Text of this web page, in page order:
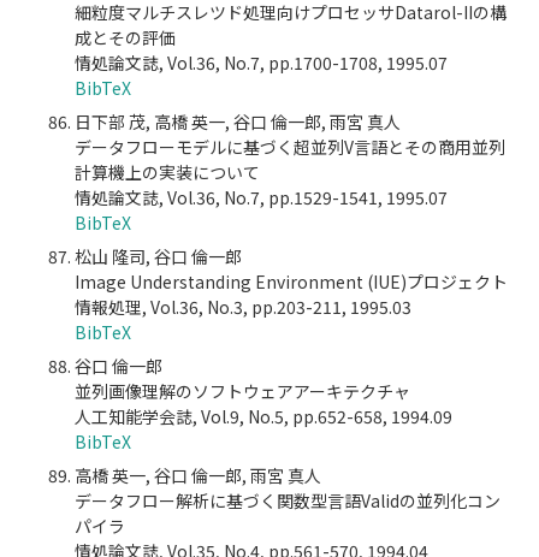
細粒度マルチスレツド処理向けプロセッサDatarol-IIの構
成とその評価
情処論文誌, Vol.36, No.7, pp.1700-1708, 1995.07
BibTeX
日下部 茂, 高橋 英一, 谷口 倫一郎, 雨宮 真人
データフローモデルに基づく超並列V言語とその商用並列
計算機上の実装について
情処論文誌, Vol.36, No.7, pp.1529-1541, 1995.07
BibTeX
松山 隆司, 谷口 倫一郎
Image Understanding Environment (IUE)プロジェクト
情報処理, Vol.36, No.3, pp.203-211, 1995.03
BibTeX
谷口 倫一郎
並列画像理解のソフトウェアアーキテクチャ
人工知能学会誌, Vol.9, No.5, pp.652-658, 1994.09
BibTeX
高橋 英一, 谷口 倫一郎, 雨宮 真人
データフロー解析に基づく関数型言語Validの並列化コン
パイラ
情処論文誌, Vol.35, No.4, pp.561-570, 1994.04